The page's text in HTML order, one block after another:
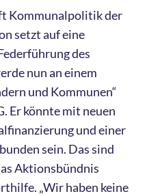
Kommunalpolitik der
setzt auf eine
des
nun an einem
und Kommunen“
Er könnte mit neuen
und einer
sein. Das sind
Aktionsbündnis
„Wir haben keine